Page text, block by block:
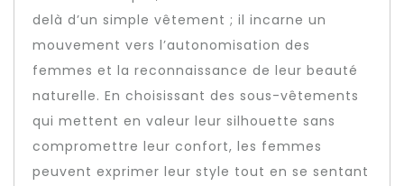
delà d’un simple vêtement ; il incarne un
mouvement vers l’autonomisation des
femmes et la reconnaissance de leur beauté
naturelle. En choisissant des sous-vêtements
qui mettent en valeur leur silhouette sans
compromettre leur confort, les femmes
peuvent exprimer leur style tout en se sentant